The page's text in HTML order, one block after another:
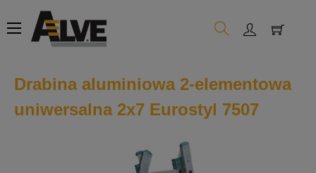
Toggle
navigation
☰
Drabina aluminiowa 2-elementowa
uniwersalna 2x7 Eurostyl 7507